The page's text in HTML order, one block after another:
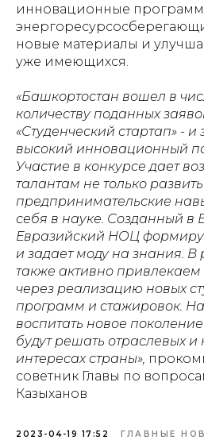
инновационные
новые материалы и
уже имеющихся.
«Башкортостан вошел в
количеству поданных
«Студенческий стартап» - и
высокий инновационный
Участие в конкурсе дает
талантам не только
предпринимательские
себя в науке. Созданный в
Евразийский НОЦ
и задает моду на знания.
также активно
через реализацию новых
программ и стажировок.
воспитать новое
будут решать отраслевых и
интересах страны»,
советник Главы по
Казыханов
2023-04-19 17:52 ГЛАВНЫЕ